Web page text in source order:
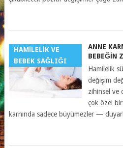
HAMILELIK VE
BEBEK SAĞLIĞI
ANNE
BEBEĞIN
Hamilelik
değişim
zihinsel ve
çok özel
karnında sadece büyümezler —